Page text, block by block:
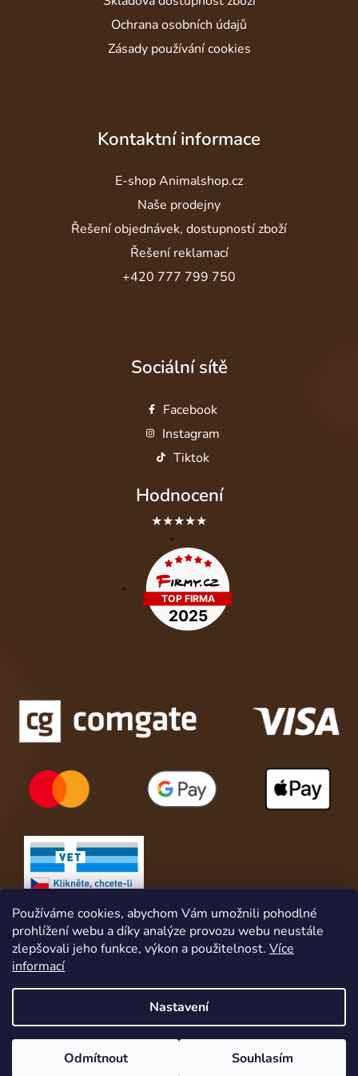
Používáme cookies, abychom Vám umožnili pohodlné
prohlížení webu a díky analýze provozu webu neustále
zlepšovali jeho funkce, výkon a použitelnost. Více
informací
Nastavení
Odmítnout Souhlasím
Získej slevu hned za registraci. A pro naše věrné a stále zákazníky
Ochrana osobních údajů
Zásady používání cookies
Kontaktní informace
E-shop Animalshop.cz
Naše prodejny
Řešení objednávek, dostupností zboží
Řešení reklamací
+420 777 799 750
Sociální sítě
Facebook
Instagram
Tiktok
Hodnocení
★★★★★
Vytvořil Shoptet
Copyright 2026
. Všechna práva